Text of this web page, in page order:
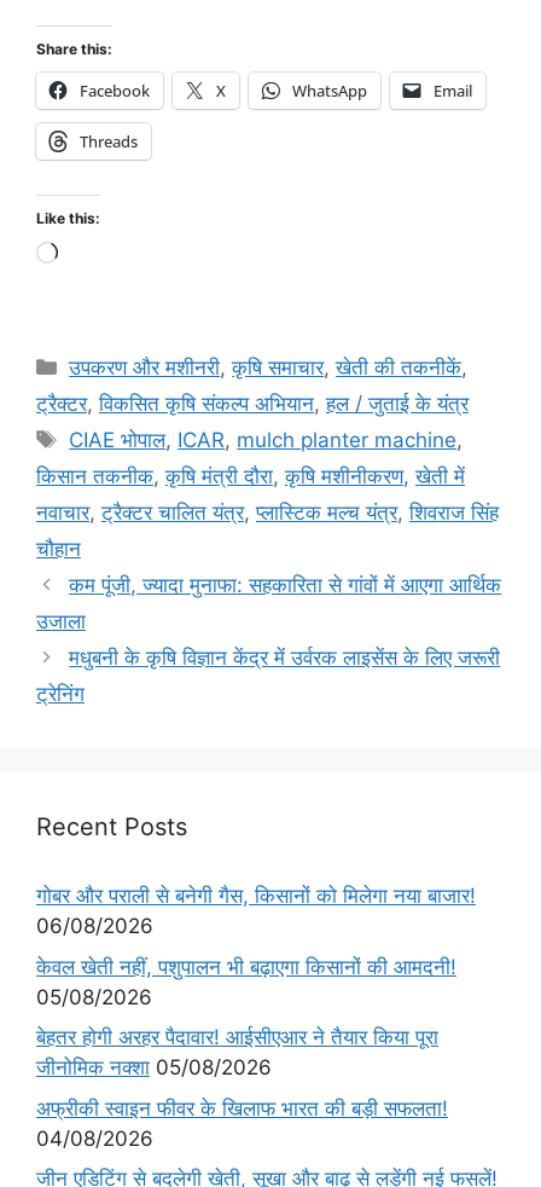
Share this:
Facebook X WhatsApp Email
Threads
Like this:
उपकरण और मशीनरी,कृषि समाचार,खेती की तकनीकें,
ट्रैक्टर,विकसित कृषि संकल्प अभियान,हल / जुताई के यंत्र
CIAE भोपाल, ICAR, mulch planter machine,
किसान तकनीक,कृषि मंत्री दौरा,कृषि मशीनीकरण,खेती में
नवाचार,ट्रैक्टर चालित यंत्र,प्लास्टिक मल्च यंत्र,शिवराज सिंह
चौहान
कम पूंजी, ज्यादा मुनाफा: सहकारिता से गांवों में आएगा आर्थिक
उजाला
मधुबनी के कृषि विज्ञान केंद्र में उर्वरक लाइसेंस के लिए जरूरी
ट्रेनिंग
Recent Posts
गोबर और पराली से बनेगी गैस, किसानों को मिलेगा नया बाजार!
06/08/2026
केवल खेती नहीं, पशुपालन भी बढ़ाएगा किसानों की आमदनी!
05/08/2026
बेहतर होगी अरहर पैदावार! आईसीएआर ने तैयार किया पूरा
जीनोमिक नक्शा 05/08/2026
अफ्रीकी स्वाइन फीवर के खिलाफ भारत की बड़ी सफलता!
04/08/2026
जीन एडिटिंग से बदलेगी खेती, सूखा और बाढ़ से लड़ेंगी नई फसलें!